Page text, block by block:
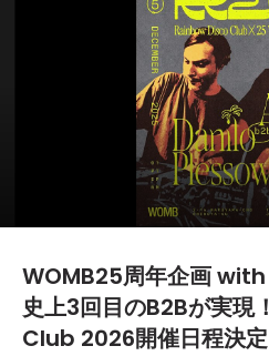
WOMB25周年企画
史上3回目のB2Bが実
Club 2026開催日程決定